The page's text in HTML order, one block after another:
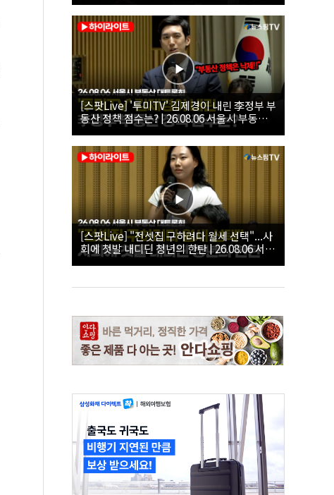
[스팟Live] '투미TV' 김제경이 내린 李정부 부
동산 정책 점수는? | 26.08.06 서울시 부동산
대토론회
[스팟Live] "전셋집 구하려다 월세 선택"...사
회에 첫발 내디딘 청년의 한탄 | 26.08.06 서울
시 부동산 대토론회